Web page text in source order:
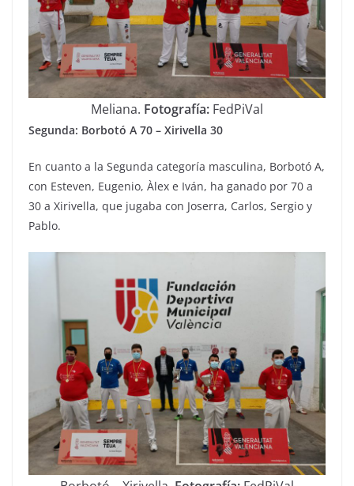
Meliana. Fotografía: FedPiVal
Segunda: Borbotó A 70 – Xirivella 30
En cuanto a la Segunda categoría masculina, Borbotó A,
con Esteven, Eugenio, Àlex e Iván, ha ganado por 70 a
30 a Xirivella, que jugaba con Joserra, Carlos, Sergio y
Pablo.